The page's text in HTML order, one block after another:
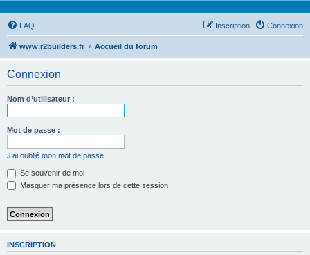
FAQ Connexion
Inscription
www.r2builders.fr Accueil du forum
Connexion
Nom d’utilisateur :
Mot de passe :
J’ai oublié mon mot de passe
Se souvenir de moi
Masquer ma présence lors de cette session
INSCRIPTION